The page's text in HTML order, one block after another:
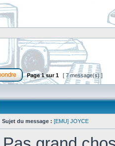
Page1sur1 [ 7 message(s) ]
Sujet du message : [EMU] JOYCE